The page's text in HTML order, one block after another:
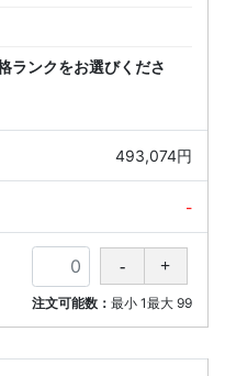
ランクをお選びくださ
493,074円
-
注文可能数： 最小 1最大 99